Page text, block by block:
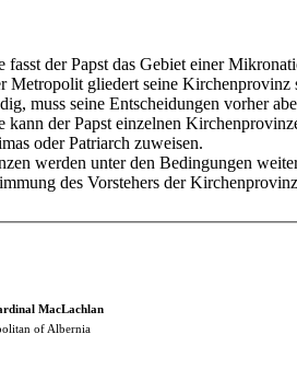
fasst der Papst das Gebiet einer
Metropolit gliedert seine
muss seine Entscheidungen vorher
kann der Papst einzelnen
oder Patriarch zuweisen.
werden unter den Bedingungen
des Vorstehers der
MacLachlan
of Albernia